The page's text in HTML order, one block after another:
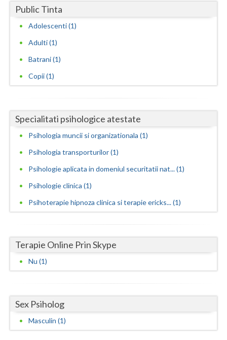
VasluiExaminare psihologica in vederea autorizarii e... (1)
Examinare si avizare psihologica in vederea ang... (1)
Examinare si avizare psihologica in vederea obt... (1)
Examinare si avizare psihologica in vederea obt... (1)
Examinare si avizare psihologica in vederea obt... (1)
Terapii de scurta durata (1)
Public Tinta
Adolescenti (1)
Adulti (1)
Batrani (1)
Copii (1)
Specialitati psihologice atestate
Psihologia muncii si organizationala (1)
Psihologia transporturilor (1)
Psihologie aplicata in domeniul securitatii nat... (1)
Psihologie clinica (1)
Psihoterapie hipnoza clinica si terapie ericks... (1)
Terapie Online Prin Skype
Nu (1)
Sex Psiholog
Masculin (1)